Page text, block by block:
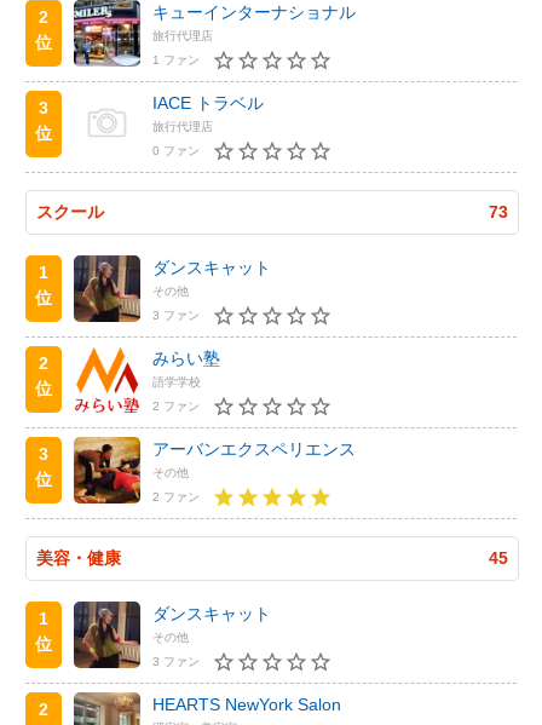
2
位
キューインターナショナル
旅行代理店
1 ファン
3
位
IACE トラベル
旅行代理店
0 ファン
スクール 73
1
位
ダンスキャット
その他
3 ファン
2
位
みらい塾
語学学校
2 ファン
3
位
アーバンエクスペリエンス
その他
2 ファン
美容・健康 45
1
位
ダンスキャット
その他
3 ファン
2
HEARTS NewYork Salon